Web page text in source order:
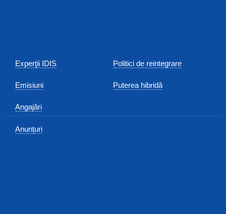
Experţii IDIS
Emisiuni
Angajări
Anunțuri
Politici de reintegrare
Puterea hibridă